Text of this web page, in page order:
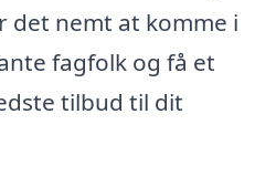
det nemt at komme i
fagfolk og få et
tilbud til dit